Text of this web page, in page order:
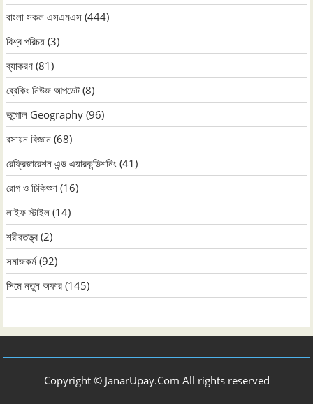
বাংলা সকল এসএমএস (444)
বিশ্ব পরিচয় (3)
ব্যাকরণ (81)
ব্রেকিং নিউজ আপডেট (8)
ভূগোল Geography (96)
রসায়ন বিজ্ঞান (68)
রেফ্রিজারেশন এন্ড এয়ারকন্ডিশনিং (41)
রোগ ও চিকিৎসা (16)
লাইফ স্টাইল (14)
শরীরতত্ত্ব (2)
সমাজকর্ম(92)
সিমে নতুন ‍অফার (145)
Copyright © JanarUpay.Com All rights reserved